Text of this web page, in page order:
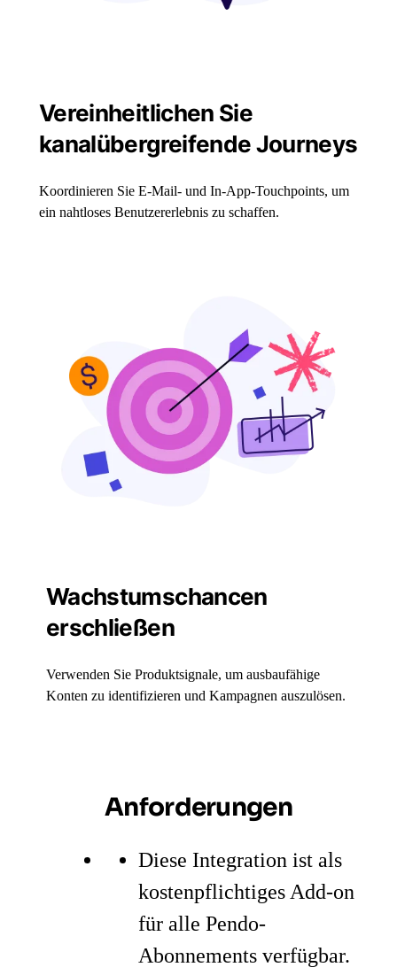
Vereinheitlichen Sie
kanalübergreifende Journeys
Koordinieren Sie E-Mail- und In-App-Touchpoints, um
ein nahtloses Benutzererlebnis zu schaffen.
Wachstumschancen
erschließen
Verwenden Sie Produktsignale, um ausbaufähige
Konten zu identifizieren und Kampagnen auszulösen.
Anforderungen
Diese Integration ist als
kostenpflichtiges Add-on
für alle Pendo-
Abonnements verfügbar.